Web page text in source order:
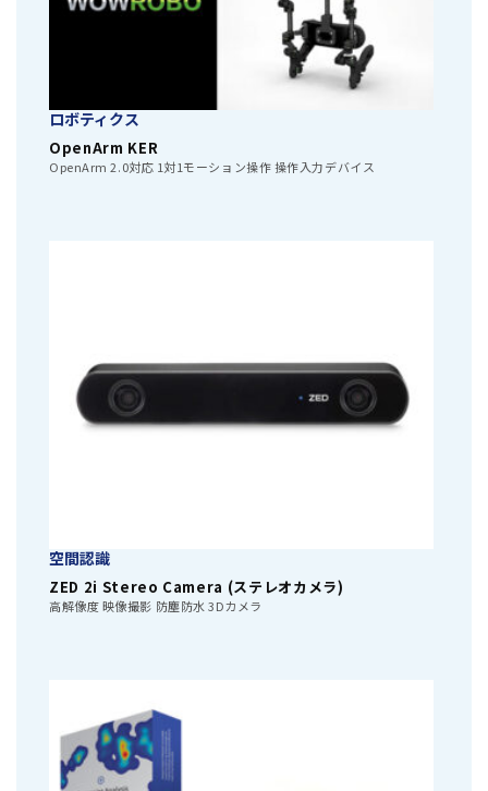
ロボティクス
OpenArm KER
OpenArm 2.0対応 1対1モーション操作 操作入力デバイス
空間認識
ZED 2i Stereo Camera (ステレオカメラ)
高解像度 映像撮影 防塵防水 3Dカメラ